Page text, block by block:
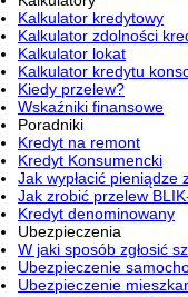
Kalkulator kredytowy
Kalkulator zdolności
Kalkulator lokat
Kalkulator kredytu
Kiedy przelew?
Wskaźniki finansowe
Poradniki
Kredyt na remont
Kredyt Konsumencki
Jak wypłacić pieniądze
Jak zrobić przelew
Kredyt denominowany
Ubezpieczenia
W jaki sposób zgłosić
Ubezpieczenie
Ubezpieczenie